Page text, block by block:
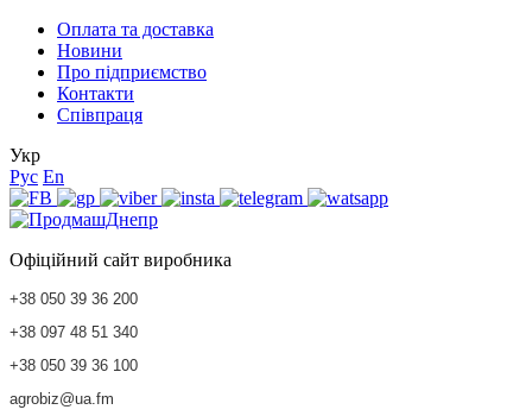
Оплата та доставка
Новини
Про підприємство
Контакти
Співпраця
Укр
Рус En
Офіційний сайт виробника
+38 050 39 36 200
+38 097 48 51 340
+38 050 39 36 100
agrobiz@ua.fm